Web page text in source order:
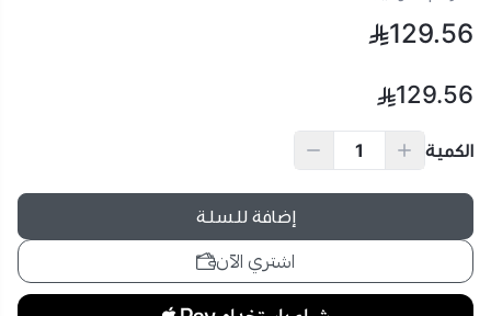
129.56
129.56
الكمية
إضافة للسلة
اشتري الآن